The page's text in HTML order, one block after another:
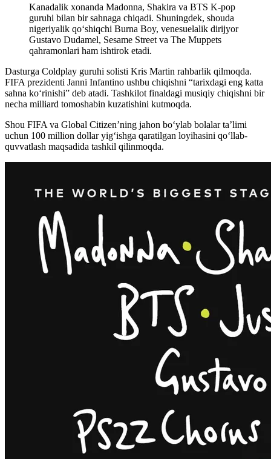
Kanadalik xonanda Madonna, Shakira va BTS K-pop
guruhi bilan bir sahnaga chiqadi. Shuningdek, shouda
nigeriyalik qo‘shiqchi Burna Boy, venesuelalik dirijyor
Gustavo Dudamel, Sesame Street va The Muppets
qahramonlari ham ishtirok etadi.
Dasturga Coldplay guruhi solisti Kris Martin rahbarlik qilmoqda.
FIFA prezidenti Janni Infantino ushbu chiqishni “tarixdagi eng katta
sahna ko‘rinishi” deb atadi. Tashkilot finaldagi musiqiy chiqishni bir
necha milliard tomoshabin kuzatishini kutmoqda.
Shou FIFA va Global Citizen’ning jahon bo‘ylab bolalar ta’limi
uchun 100 million dollar yig‘ishga qaratilgan loyihasini qo‘llab-
quvvatlash maqsadida tashkil qilinmoqda.